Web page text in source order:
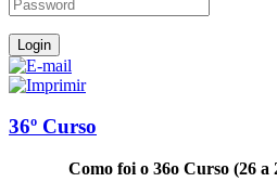
36º Curso
Como foi o 36o Curso (26 a